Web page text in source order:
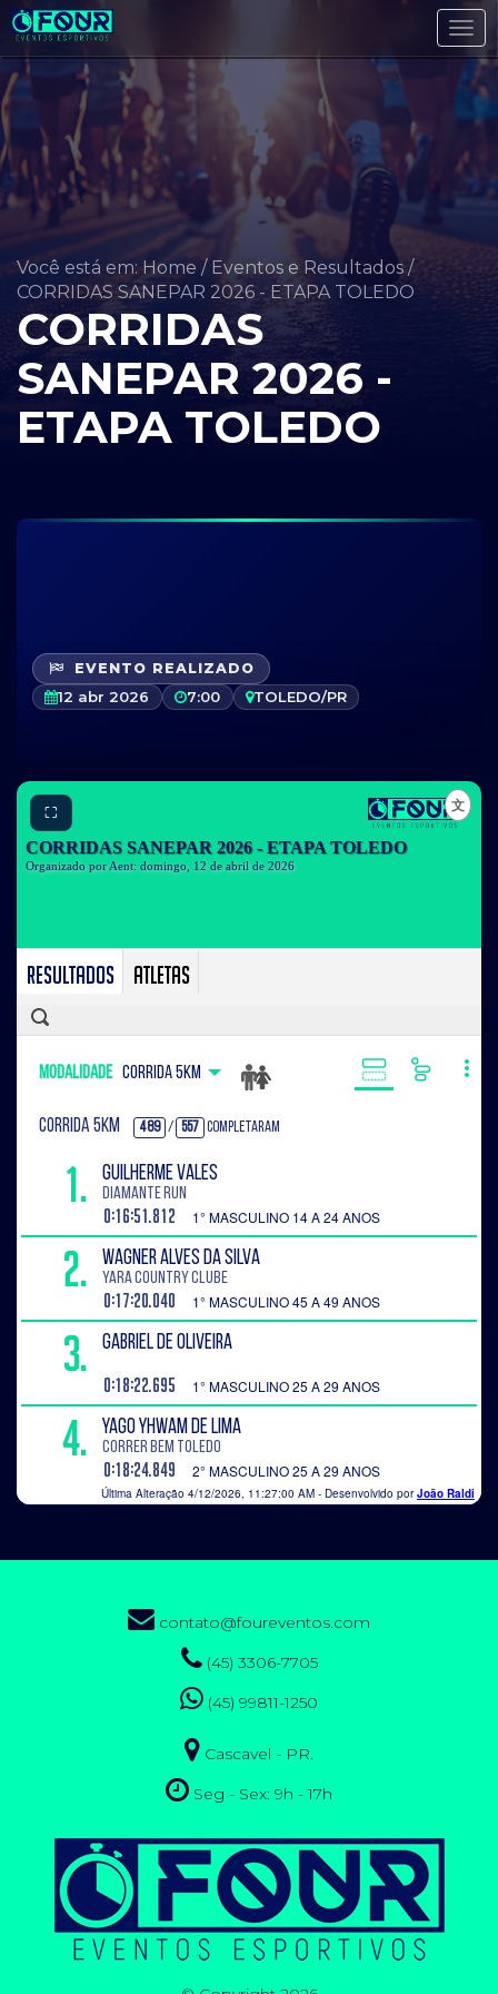
Você está em: Home / Eventos e Resultados /
CORRIDAS SANEPAR 2026 - ETAPA TOLEDO
CORRIDAS
SANEPAR 2026 -
ETAPA TOLEDO
EVENTO REALIZADO
12 abr 2026 7:00 TOLEDO/PR
⛶
contato@foureventos.com
(45) 3306-7705
(45) 99811-1250
Cascavel - PR.
Seg - Sex: 9h - 17h